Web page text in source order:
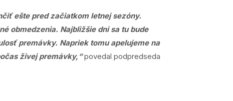
ešte pred začiatkom letnej sezóny.
obmedzenia. Najbližšie dni sa tu bude
premávky. Napriek tomu apelujeme na
živej premávky,“povedal podpredseda